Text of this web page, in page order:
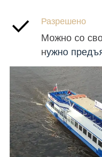
Разрешено
Можно со
нужно